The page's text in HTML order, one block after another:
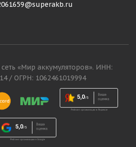
«Мир аккумуляторов». ИНН:
/ ОГРН: 1062461019994